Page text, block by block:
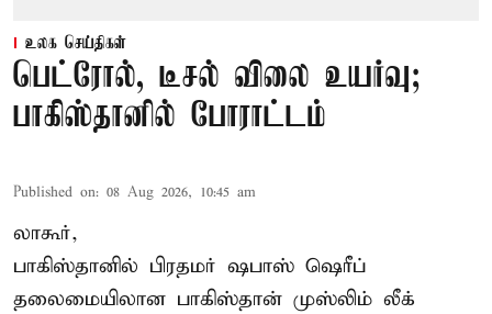
உலக செய்திகள்
பெட்ரோல், டீசல் விலை உயர்வு;
பாகிஸ்தானில் போராட்டம்
Published on: 08 Aug 2026, 10:45 am
லாகூர்,
பாகிஸ்தானில் பிரதமர் ஷபாஸ் ஷெரீப்
தலைமையிலான பாகிஸ்தான் முஸ்லிம் லீக்